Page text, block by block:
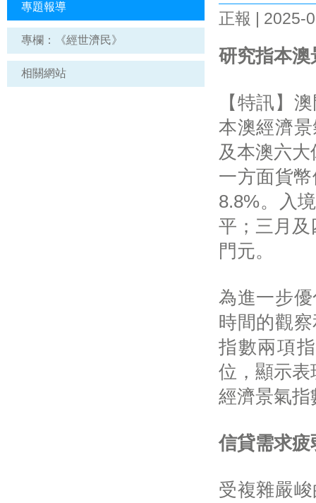
專題報導
專欄：《經世濟民》
相關網站
正報 | 2025-
研究指本
【特訊】
本澳經濟
及本澳六
一方面貨
8.8%。入
平；三月及
門元。
為進一步
時間的觀
指數兩項
位，顯示表
經濟景氣指
信貸需求
受複雜嚴